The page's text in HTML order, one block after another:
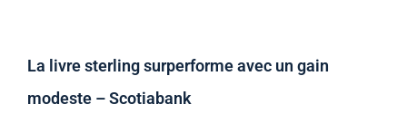
La livre sterling surperforme avec un gain
modeste – Scotiabank